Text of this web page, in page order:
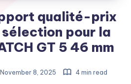
qualité-prix
sélection pour la
GT 5 46 mm
November 8, 2025 4 min read